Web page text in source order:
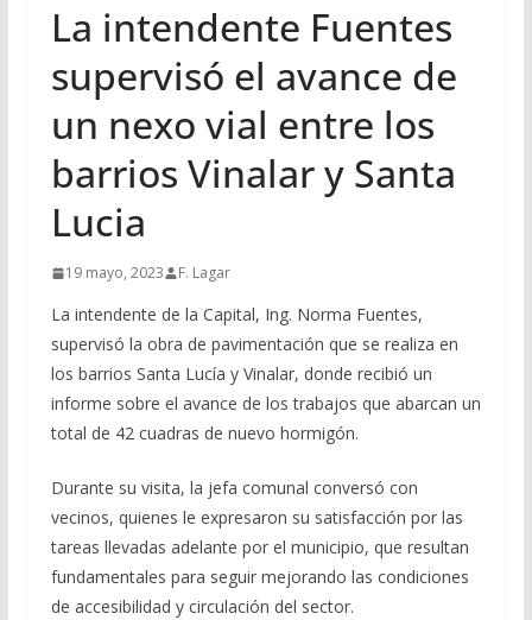
La intendente Fuentes
supervisó el avance de
un nexo vial entre los
barrios Vinalar y Santa
Lucia
19 mayo, 2023 F. Lagar
La intendente de la Capital, Ing. Norma Fuentes,
supervisó la obra de pavimentación que se realiza en
los barrios Santa Lucía y Vinalar, donde recibió un
informe sobre el avance de los trabajos que abarcan un
total de 42 cuadras de nuevo hormigón.
Durante su visita, la jefa comunal conversó con
vecinos, quienes le expresaron su satisfacción por las
tareas llevadas adelante por el municipio, que resultan
fundamentales para seguir mejorando las condiciones
de accesibilidad y circulación del sector.